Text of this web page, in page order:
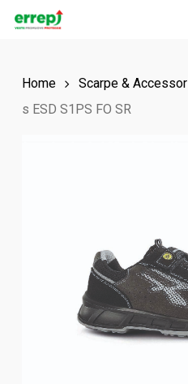
Skip
contentHome Scarpe &
s ESD S1PS FO SR